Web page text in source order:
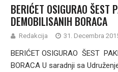
BERIĆET OSIGURAO ŠEST
DEMOBILISANIH BORACA
Redakcija 31. Decembra
BERIĆET OSIGURAO ŠEST
BORACA U saradnji sa